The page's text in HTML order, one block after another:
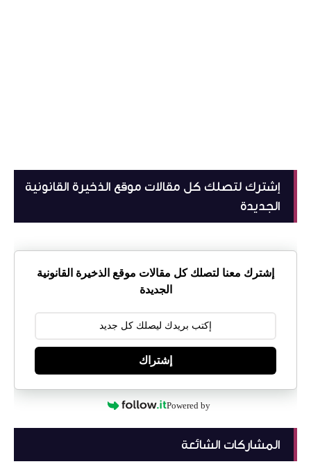
إشترك لتصلك كل مقالات موقع الذخيرة القانونية
الجديدة
إشترك معنا لتصلك كل مقالات موقع الذخيرة القانونية
الجديدة
إشتراك
Powered by
المشاركات الشائعة